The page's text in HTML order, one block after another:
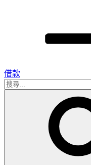
借款
搜